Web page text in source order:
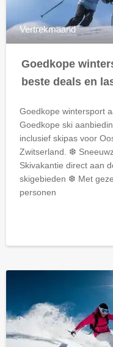
Vertrekmaand
Goedkope
beste deals en
Goedkope wintersport
Goedkope ski
inclusief skipas voor
Zwitserland. ❆
Skivakantie direct aan
skigebieden ❆ Met
personen